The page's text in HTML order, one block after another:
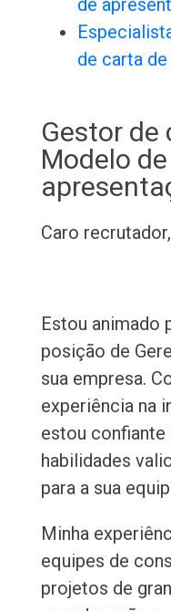
de
de carta
Gestor
Modelo
Caro recrutador,
Estou animado
posição de
sua empresa.
experiência na
estou
habilidades
para a sua
Minha
equipes de
projetos de